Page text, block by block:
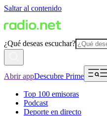
Saltar al contenido
¿Qué deseas escuchar?
Abrir appDescubre Prime
Top 100 emisoras
Podcast
Deporte en directo